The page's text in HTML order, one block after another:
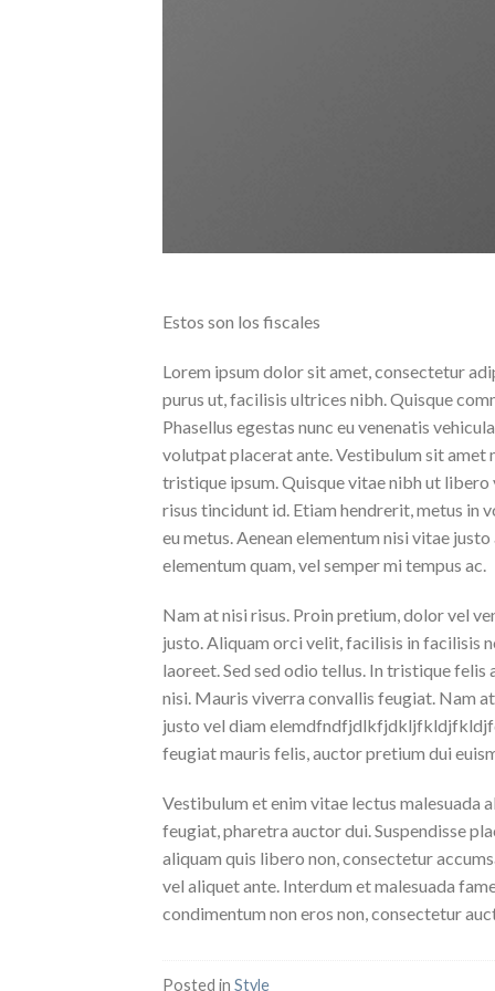
Estos son los fiscales
Lorem ipsum dolor sit amet, consectetur
purus ut, facilisis ultrices nibh. Quisque
Phasellus egestas nunc eu venenatis
volutpat placerat ante. Vestibulum sit amet
tristique ipsum. Quisque vitae nibh ut
risus tincidunt id. Etiam hendrerit, metus in
eu metus. Aenean elementum nisi vitae
elementum quam, vel semper mi tempus ac.
Nam at nisi risus. Proin pretium, dolor vel
justo. Aliquam orci velit, facilisis in facilisis
laoreet. Sed sed odio tellus. In tristique
nisi. Mauris viverra convallis feugiat. Nam
justo vel diam
feugiat mauris felis, auctor pretium dui
Vestibulum et enim vitae lectus malesuada
feugiat, pharetra auctor dui. Suspendisse
aliquam quis libero non, consectetur
vel aliquet ante. Interdum et malesuada
condimentum non eros non, consectetur
Posted in Style